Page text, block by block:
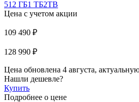
512 ГБ1 ТБ2TB
Цена с учетом акции
109 490 ₽
128 990 ₽
Цена обновлена 4 августа,
Нашли дешевле?
Купить
Подробнее о цене